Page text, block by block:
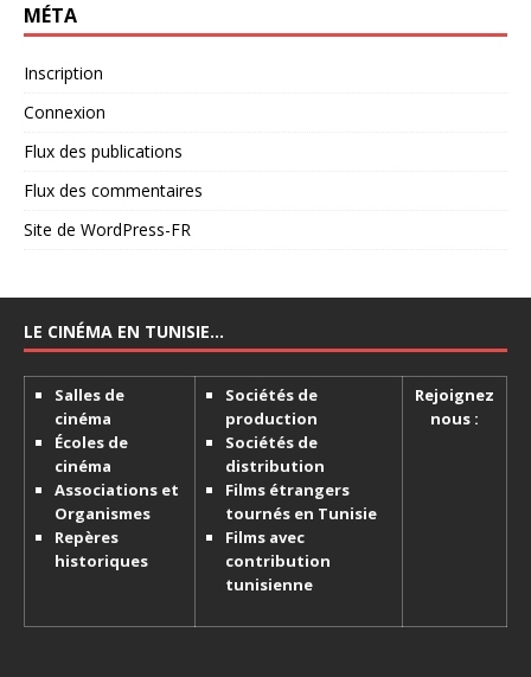
MÉTA
Inscription
Connexion
Flux des publications
Flux des commentaires
Site de WordPress-FR
LE CINÉMA EN TUNISIE…
Salles de
cinéma
Écoles de
cinéma
Associations et
Organismes
Repères
historiques
Sociétés de
production
Sociétés de
distribution
Films étrangers
tournés en Tunisie
Films avec
contribution
tunisienne
Rejoignez
nous :